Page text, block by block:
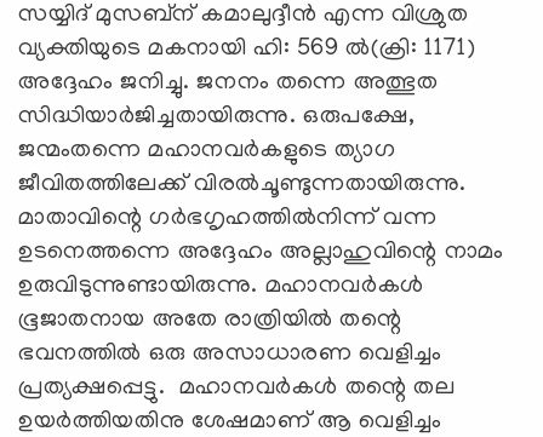
സയ്യിദ് മുസബ്‌ന് കമാലുദ്ദീന്‍ എന്ന വിശ്രുത
വ്യക്തിയുടെ മകനായി ഹി: 569 ല്‍(ക്രി: 1171)
അദ്ദേഹം ജനിച്ചു. ജനനം തന്നെ അത്ഭുത
സിദ്ധിയാര്‍ജിച്ചതായിരുന്നു. ഒരുപക്ഷേ,
ജന്മംതന്നെ മഹാനവര്‍കളുടെ ത്യാഗ
ജീവിതത്തിലേക്ക് വിരല്‍ചൂണ്ടുന്നതായിരുന്നു.
മാതാവിന്റെ ഗര്‍ഭഗൃഹത്തില്‍നിന്ന് വന്ന
ഉടനെത്തന്നെ അദ്ദേഹം അല്ലാഹുവിന്റെ നാമം
ഉരുവിടുന്നുണ്ടായിരുന്നു. മഹാനവര്‍കള്‍
ഭൂജാതനായ അതേ രാത്രിയില്‍ തന്റെ
ഭവനത്തില്‍ ഒരു അസാധാരണ വെളിച്ചം
പ്രത്യക്ഷപ്പെട്ടു. മഹാനവര്‍കള്‍ തന്റെ തല
ഉയര്‍ത്തിയതിനു ശേഷമാണ് ആ വെളിച്ചം